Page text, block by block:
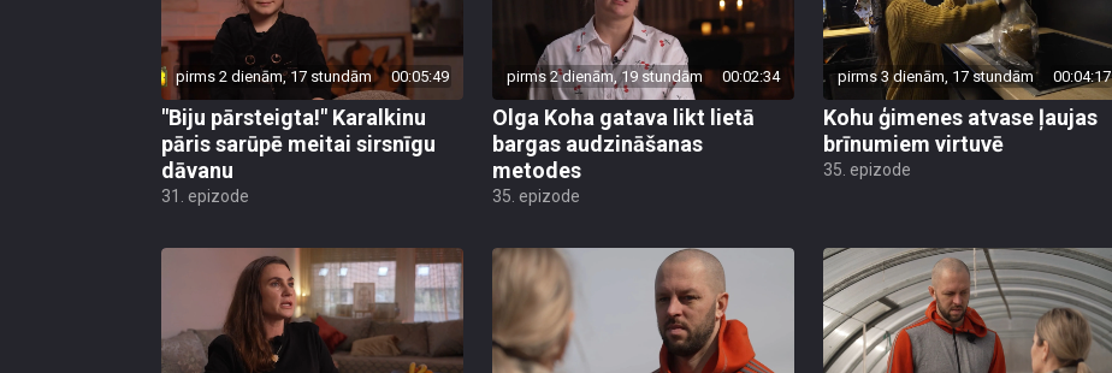
pirms 2 dienām, 17 stundām 00:05:49
"Biju pārsteigta!" Karalkinu
pāris sarūpē meitai sirsnīgu
dāvanu
31. epizode
pirms 2 dienām, 19 stundām 00:02:34
Olga Koha gatava likt lietā
bargas audzināšanas
metodes
35. epizode
pirms 3 dienām, 17 stundām 00:04:17
Kohu ģimenes atvase ļaujas
brīnumiem virtuvē
35. epizode